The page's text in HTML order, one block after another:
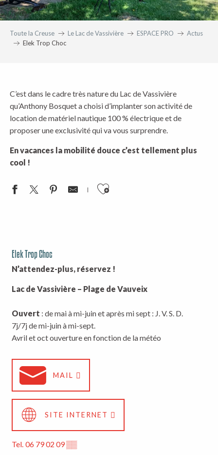
Toute la Creuse Le Lac de Vassivière ESPACE PRO
Actus
Elek Trop Choc
C’est dans le cadre très nature du Lac de Vassivière
qu’Anthony Bosquet a choisi d’implanter son activité de
location de matériel nautique 100 % électrique et de
proposer une exclusivité qui va vous surprendre.
En vacances la mobilité douce c’est tellement plus
cool !
Ajouter aux favoris
Elek Trop Choc
N’attendez-plus, réservez !
Lac de Vassivière – Plage de Vauveix
Ouvert : de mai à mi-juin et après mi sept : J. V. S. D.
7j/7j de mi-juin à mi-sept.
Avril et oct ouverture en fonction de la météo
MAIL
SITE INTERNET
Tel. 06 79 02 09▒▒